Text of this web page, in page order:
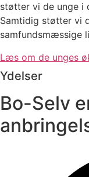
støtter vi de unge i
Samtidig støtter vi
samfundsmæssige
Læs om de unges
Ydelser
​Bo-Selv